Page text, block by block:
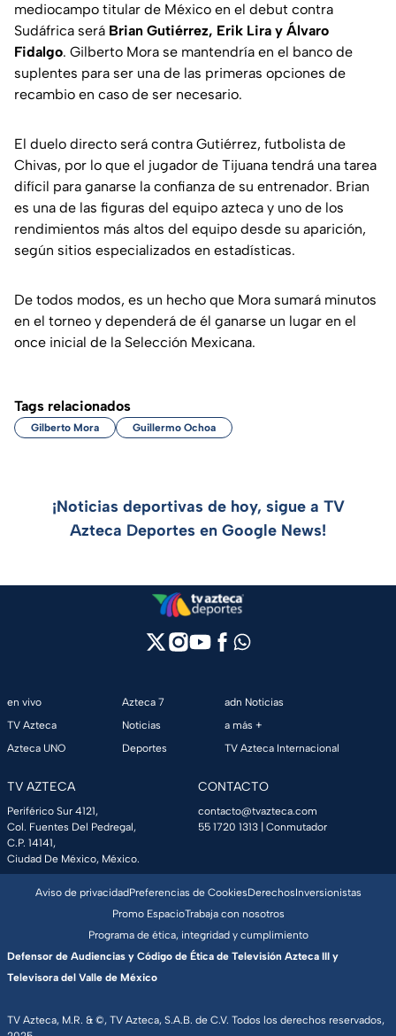
mediocampo titular de México en el debut contra
Sudáfrica será Brian Gutiérrez, Erik Lira y Álvaro
Fidalgo. Gilberto Mora se mantendría en el banco de
suplentes para ser una de las primeras opciones de
recambio en caso de ser necesario.
El duelo directo será contra Gutiérrez, futbolista de
Chivas, por lo que el jugador de Tijuana tendrá una tarea
difícil para ganarse la confianza de su entrenador. Brian
es una de las figuras del equipo azteca y uno de los
rendimientos más altos del equipo desde su aparición,
según sitios especializados en estadísticas.
De todos modos, es un hecho que Mora sumará minutos
en el torneo y dependerá de él ganarse un lugar en el
once inicial de la Selección Mexicana.
Tags relacionados
Gilberto Mora Guillermo Ochoa
¡Noticias deportivas de hoy, sigue a TV
Azteca Deportes en Google News!
en vivo
TV Azteca
Azteca UNO
Azteca 7
Noticias
Deportes
adn Noticias
a más +
TV Azteca Internacional
TV AZTECA
Periférico Sur 4121,
Col. Fuentes Del Pedregal,
C.P. 14141,
Ciudad De México, México.
CONTACTO
contacto@tvazteca.com
55 1720 1313 | Conmutador
TV Azteca, M.R. & ©, TV Azteca, S.A.B. de C.V. Todos los derechos reservados,
Aviso de privacidadPreferencias de CookiesDerechosInversionistas
Promo EspacioTrabaja con nosotros
Programa de ética, integridad y cumplimiento
Defensor de Audiencias y Código de Ética de Televisión Azteca III y
Televisora del Valle de México